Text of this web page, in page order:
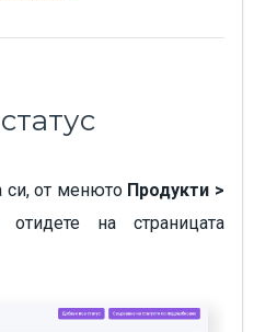
си, от менюто Продукти >
отидете на страницата